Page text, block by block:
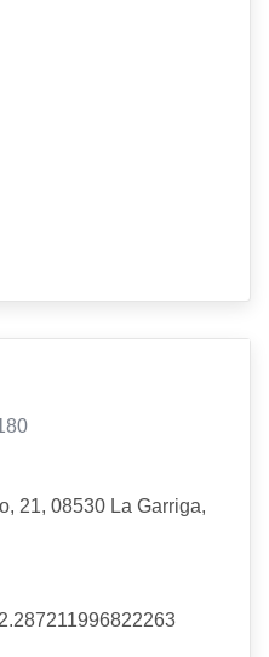
21, 08530 La Garriga,